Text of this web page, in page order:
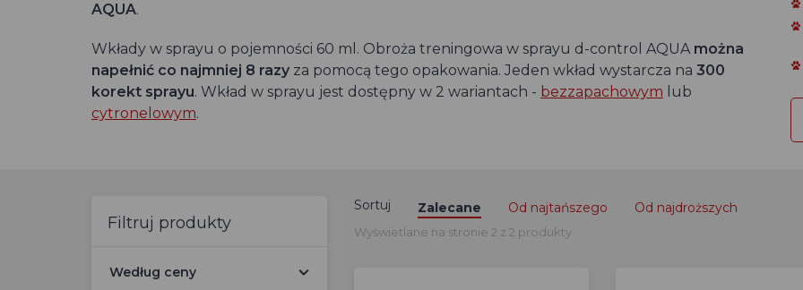
AQUA.
Wkłady w sprayu o pojemności 60 ml. Obroża treningowa w sprayu d-control AQUA można
napełnić co najmniej 8 razy za pomocą tego opakowania. Jeden wkład wystarcza na 300
korekt sprayu. Wkład w sprayu jest dostępny w 2 wariantach - bezzapachowym lub
cytronelowym.
Filtruj produkty
Według ceny
Sortuj Zalecane Od najtańszego Od najdroższych
Wyświetlane na stronie 2 z 2 produkty